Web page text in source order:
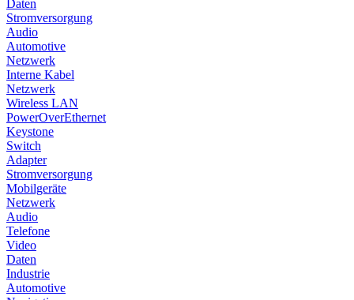
Daten
Stromversorgung
Audio
Automotive
Netzwerk
Interne Kabel
Netzwerk
Wireless LAN
PowerOverEthernet
Keystone
Switch
Adapter
Stromversorgung
Mobilgeräte
Netzwerk
Audio
Telefone
Video
Daten
Industrie
Automotive